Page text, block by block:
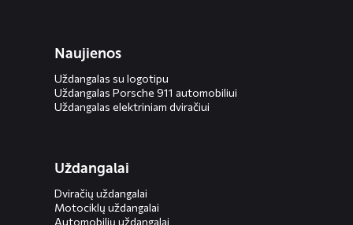
Naujienos
Uždangalas su logotipu
Uždangalas Porsche 911 automobiliui
Uždangalas elektriniam dviračiui
Uždangalai
Dviračių uždangalai
Motociklų uždangalai
Automobilių uždangalai